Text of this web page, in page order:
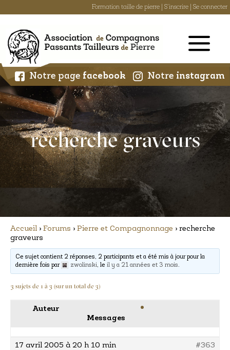
Formation taille de pierre S'inscrire Se connecter
content
Notre page facebook Notre instagram
recherche graveurs
Accueil › Forums › Pierre et Compagnonnage › recherche
graveurs
Ce sujet contient 2 réponses, 2 participants et a été mis à jour pour la
dernière fois par
zwolinski, leil y a 21 années et 3 mois.
3 sujets de 1 à 3 (sur un total de 3)
Auteur
Messages
17 avril 2005 à 20 h 10 min #363